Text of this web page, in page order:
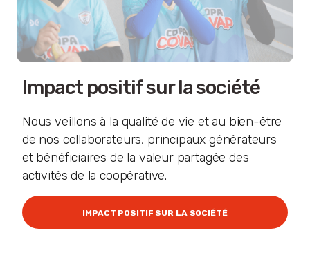
Impact positif sur la société
Nous veillons à la qualité de vie et au bien-être
de nos collaborateurs, principaux générateurs
et bénéficiaires de la valeur partagée des
activités de la coopérative.
IMPACT POSITIF SUR LA SOCIÉTÉ